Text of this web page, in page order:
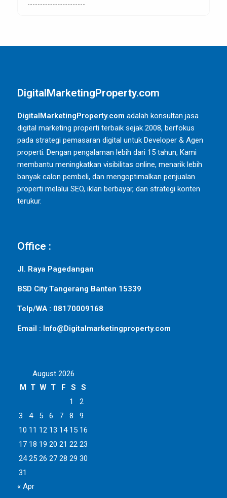
DigitalMarketingProperty.com
DigitalMarketingProperty.com adalah konsultan jasa
digital marketing properti terbaik sejak 2008, berfokus
pada strategi pemasaran digital untuk Developer & Agen
properti. Dengan pengalaman lebih dari 15 tahun, Kami
membantu meningkatkan visibilitas online, menarik lebih
banyak calon pembeli, dan mengoptimalkan penjualan
properti melalui SEO, iklan berbayar, dan strategi konten
terukur.
Office :
Jl. Raya Pagedangan
BSD City Tangerang Banten 15339
Telp/WA : 08170009168
Email : Info@Digitalmarketingproperty.com
August 2026
M T W T F S
S
1
2
3
4 5 6 7 8
9
10 11 12 13 14 15 16
17 18 19 20 21 22 23
24 25 26 27 28 29 30
31
« Apr